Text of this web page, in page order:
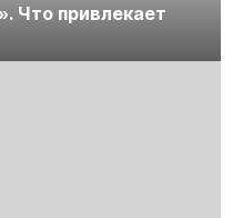
Что привлекает